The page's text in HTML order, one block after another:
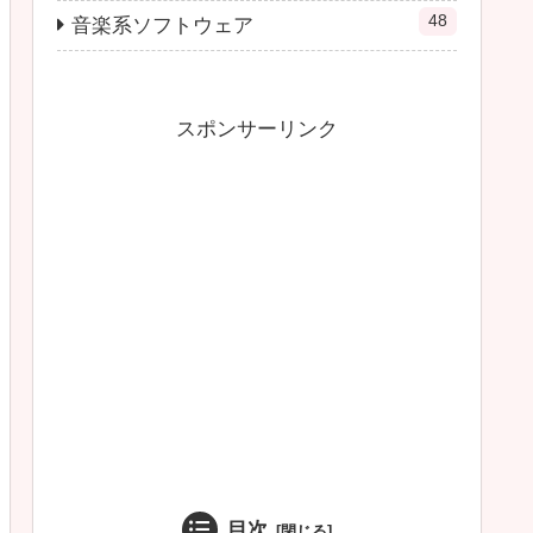
音楽系ソフトウェア 48
スポンサーリンク